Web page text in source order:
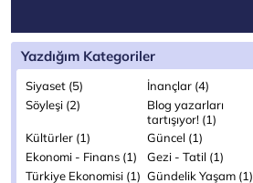
Yazdığım Kategoriler
Siyaset (5)
İnançlar (4)
Söyleşi (2)
Blog yazarları
tartışıyor! (1)
Kültürler (1)
Güncel (1)
Ekonomi - Finans (1)
Gezi - Tatil (1)
Türkiye Ekonomisi (1) Gündelik Yaşam (1)